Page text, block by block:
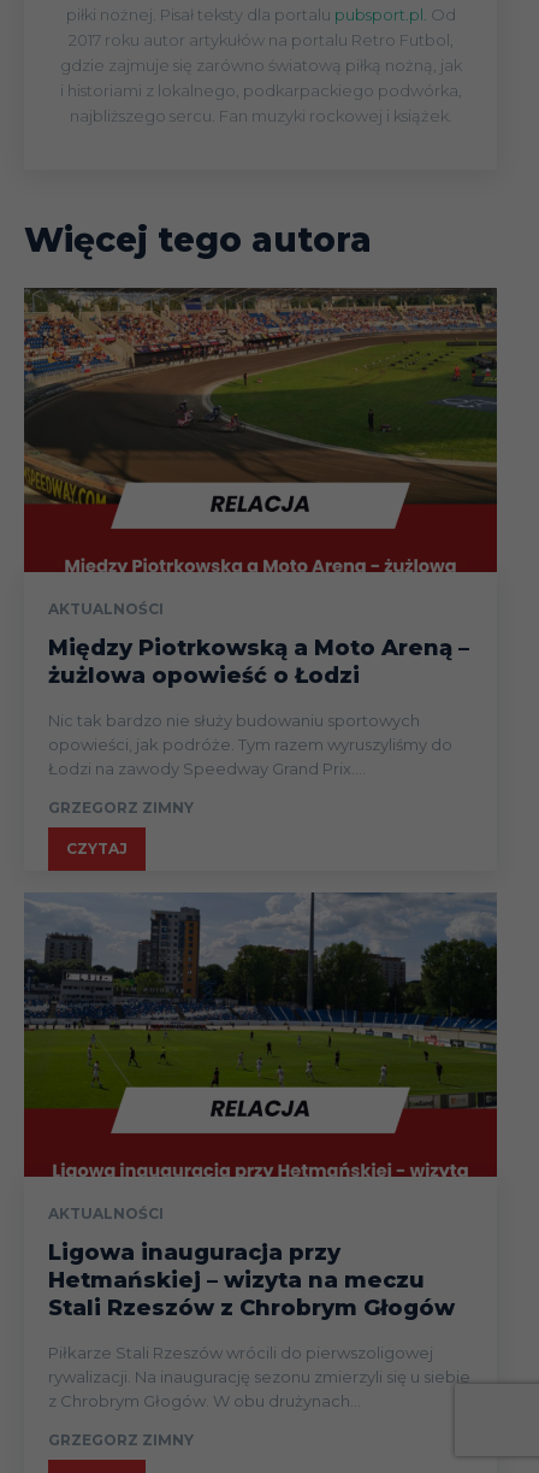
piłki nożnej. Pisał teksty dla portalu pubsport.pl. Od
2017 roku autor artykułów na portalu Retro Futbol,
gdzie zajmuje się zarówno światową piłką nożną, jak
i historiami z lokalnego, podkarpackiego podwórka,
najbliższego sercu. Fan muzyki rockowej i książek.
Więcej tego autora
AKTUALNOŚCI
Między Piotrkowską a Moto Areną –
żużlowa opowieść o Łodzi
Nic tak bardzo nie służy budowaniu sportowych
opowieści, jak podróże. Tym razem wyruszyliśmy do
Łodzi na zawody Speedway Grand Prix....
GRZEGORZ ZIMNY
CZYTAJ
AKTUALNOŚCI
Ligowa inauguracja przy
Hetmańskiej – wizyta na meczu
Stali Rzeszów z Chrobrym Głogów
Piłkarze Stali Rzeszów wrócili do pierwszoligowej
rywalizacji. Na inaugurację sezonu zmierzyli się u siebie
z Chrobrym Głogów. W obu drużynach...
GRZEGORZ ZIMNY